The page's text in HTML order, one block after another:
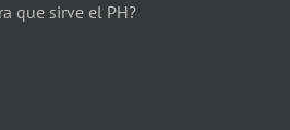
que sirve el PH?